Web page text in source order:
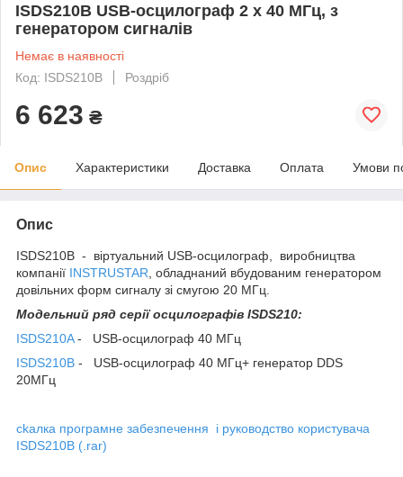
ISDS210B USB-осцилограф 2 х 40 МГц, з
генератором сигналів
Немає в наявності
Код: ISDS210B
Роздріб
6 623 ₴
Опис Характеристики Доставка Оплата Умови
Опис
ISDS210B - віртуальний USB-осцилограф, виробництва
компанії INSTRUSTAR , обладнаний вбудованим генератором
довільних форм сигналу зі смугою 20 МГц.
Модельний ряд серії осцилографів ISDS210:
ISDS210A- USB-осцилограф 40 МГц
ISDS210B - USB-осцилограф 40 МГц+ генератор DDS
20МГц
ckалка програмне забезпечення і руководство користувача
ISDS210B (.rar)